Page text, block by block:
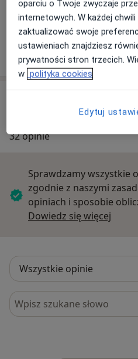
Przychodnia Lekarska Zgoda
Juliusza Krauzego 2, 41-603
32 opinie
Sprawdzamy wszystkie
zgodnie z naszymi
opiniach i sposobie
Dowiedz się więcej
Szukaj w opiniach
oparciu o Twoje zwyczaje
internetowych. W każdej
zaktualizować swoje
ustawieniach znajdziesz
prywatności stron trzecich.
w polityka cookies
Edytuj